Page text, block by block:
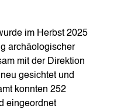
im Herbst 2025
archäologischer
mit der Direktion
gesichtet und
konnten 252
eingeordnet